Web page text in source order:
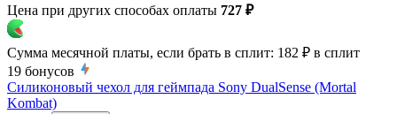
Цена при других способах оплаты 727 ₽
Сумма месячной платы, если брать в сплит: 182 ₽ в сплит
19 бонусов
Силиконовый чехол для геймпада Sony DualSense (Mortal
Kombat)